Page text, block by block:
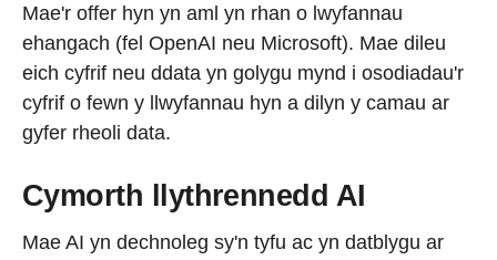
Mae'r offer hyn yn aml yn rhan o lwyfannau
ehangach (fel OpenAI neu Microsoft). Mae dileu
eich cyfrif neu ddata yn golygu mynd i osodiadau'r
cyfrif o fewn y llwyfannau hyn a dilyn y camau ar
gyfer rheoli data.
Cymorth llythrennedd AI
Mae AI yn dechnoleg sy'n tyfu ac yn datblygu ar